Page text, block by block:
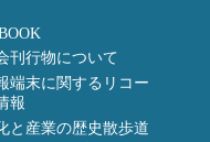
刊行物について
端末に関するリコー
報
と産業の歴史散歩道